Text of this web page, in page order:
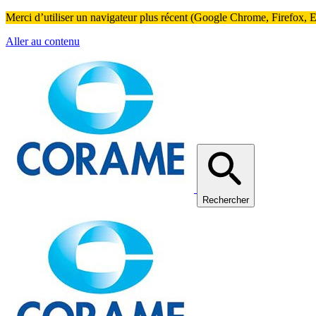
Merci d’utiliser un navigateur plus récent (Google Chrome, Firefox,
Aller au contenu
Rechercher